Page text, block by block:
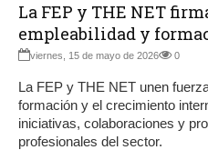
La FEP y THE NET
empleabilidad y
viernes, 15 de mayo de 2026 0
La FEP y THE NET unen
formación y el crecimiento
iniciativas, colaboraciones y
profesionales del sector.